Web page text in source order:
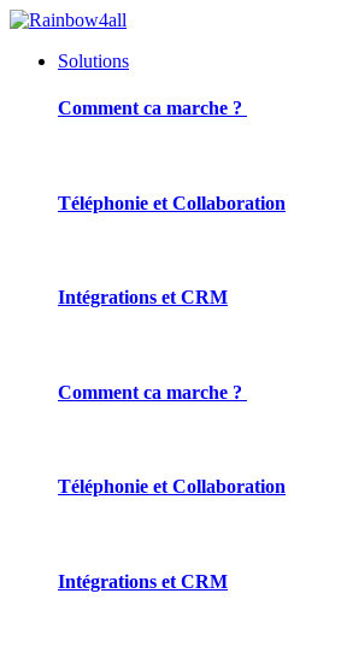
Solutions
Comment ca marche ?
Téléphonie et Collaboration
Intégrations et CRM
Comment ca marche ?
Téléphonie et Collaboration
Intégrations et CRM